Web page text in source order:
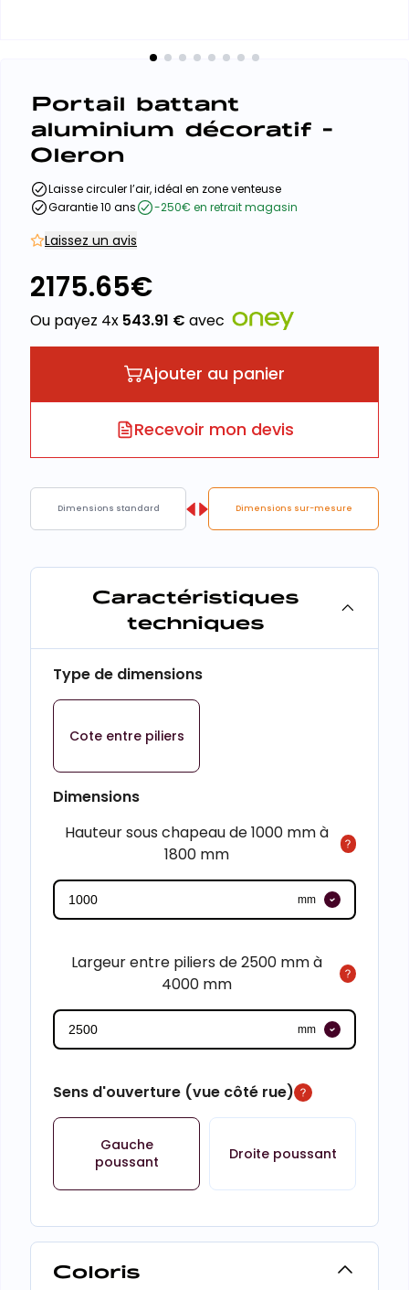
Portail battant
aluminium décoratif -
Oleron
Laisse circuler l’air, idéal en zone venteuse
Garantie 10 ans
-250€ en retrait magasin
Laissez un avis
2175.65€
Ou payez 4x 543.91 € avec
Ajouter au panier
Recevoir mon devis
Dimensions standard Dimensions sur-mesure
Caractéristiques
techniques
Type de dimensions
Cote entre piliers
Dimensions
Hauteur sous chapeau de 1000 mm à
1800 mm
mm
Largeur entre piliers de 2500 mm à
4000 mm
mm
Sens d'ouverture (vue côté rue)
Gauche
poussant
Droite poussant
Coloris